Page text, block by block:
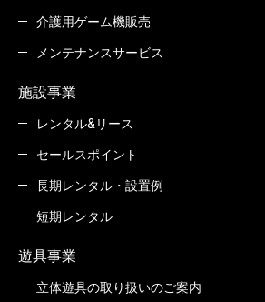
介護用ゲーム機販売
メンテナンスサービス
施設事業
レンタル&リース
セールスポイント
長期レンタル・設置例
短期レンタル
遊具事業
立体遊具の取り扱いのご案内